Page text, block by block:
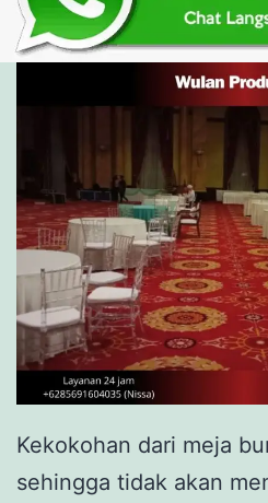
Kekokohan dari meja
sehingga tidak akan